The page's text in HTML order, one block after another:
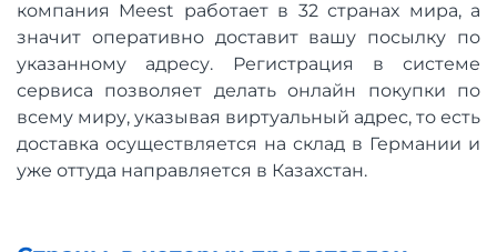
компания Meest работает в 32 странах мира, а
значит оперативно доставит вашу посылку по
указанному адресу. Регистрация в системе
сервиса позволяет делать онлайн покупки по
всему миру, указывая виртуальный адрес, то есть
доставка осуществляется на склад в Германии и
уже оттуда направляется в Казахстан.